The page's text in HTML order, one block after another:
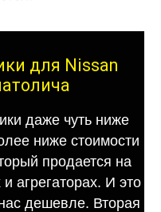
для Nissan
даже чуть ниже
ниже стоимости
продается на
агрегаторах. И это
дешевле. Вторая